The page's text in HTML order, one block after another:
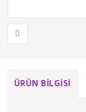
ÜRÜN BILGISI